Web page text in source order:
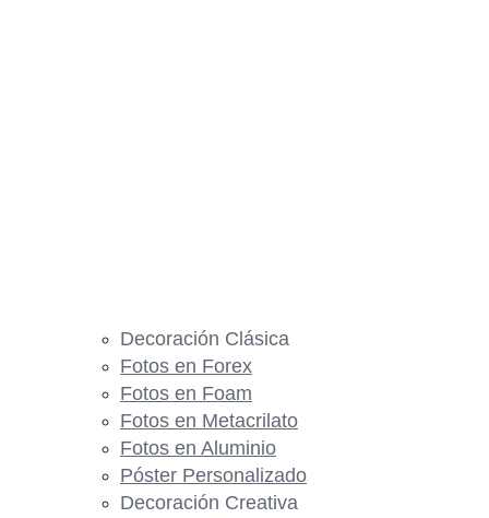
Decoración Clásica
Fotos en Forex
Fotos en Foam
Fotos en Metacrilato
Fotos en Aluminio
Póster Personalizado
Decoración Creativa